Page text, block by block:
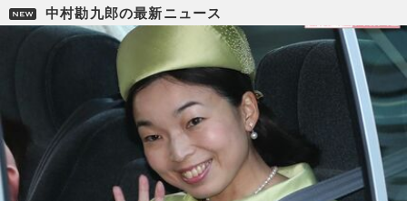
松山ケンイチ 東山紀之
舞台 歌舞伎
青天を衝け 西郷どん
おんな城主 直虎 真田丸 ポケモン
映画 ビートたけし 綾瀬はるか
宮藤官九郎
中村勘九郎の最新ニュース